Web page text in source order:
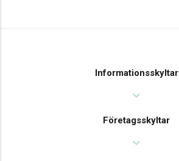
Informationsskyltar
expand_more
Företagsskyltar
expand_more